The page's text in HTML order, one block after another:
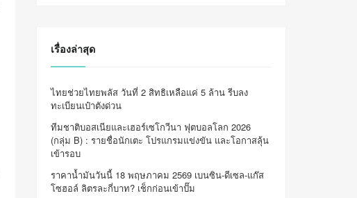
เรื่องล่าสุด
ไทยช่วยไทยพลัส วันที่ 2 สิทธิเหลือแค่ 5 ล้าน รีบลง
ทะเบียนเป๋าตังด่วน
ทีมชาติบอสเนียและเฮอร์เซโกวีนา ฟุตบอลโลก 2026
(กลุ่ม B) : รายชื่อนักเตะ โปรแกรมแข่งขัน และโอกาสลุ้น
เข้ารอบ
ราคาน้ำมันวันนี้ 18 พฤษภาคม 2569 เบนซิน-ดีเซล-แก๊ส
โซฮอล์ ลิตรละกี่บาท? เช็กก่อนเข้าปั๊ม